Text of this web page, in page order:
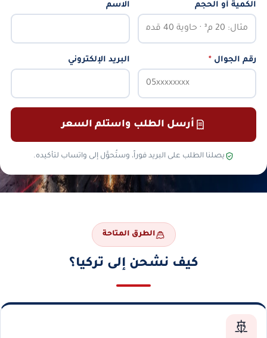
الكمية أو الحجم الاسم
رقم الجوال * البريد الإلكتروني
أرسل الطلب واستلم السعر
يصلنا الطلب على البريد فوراً، وستُحوَّل إلى واتساب لتأكيده.
الطرق المتاحة
كيف نشحن إلى تركيا؟
🚢